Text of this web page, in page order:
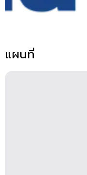
แผนที่